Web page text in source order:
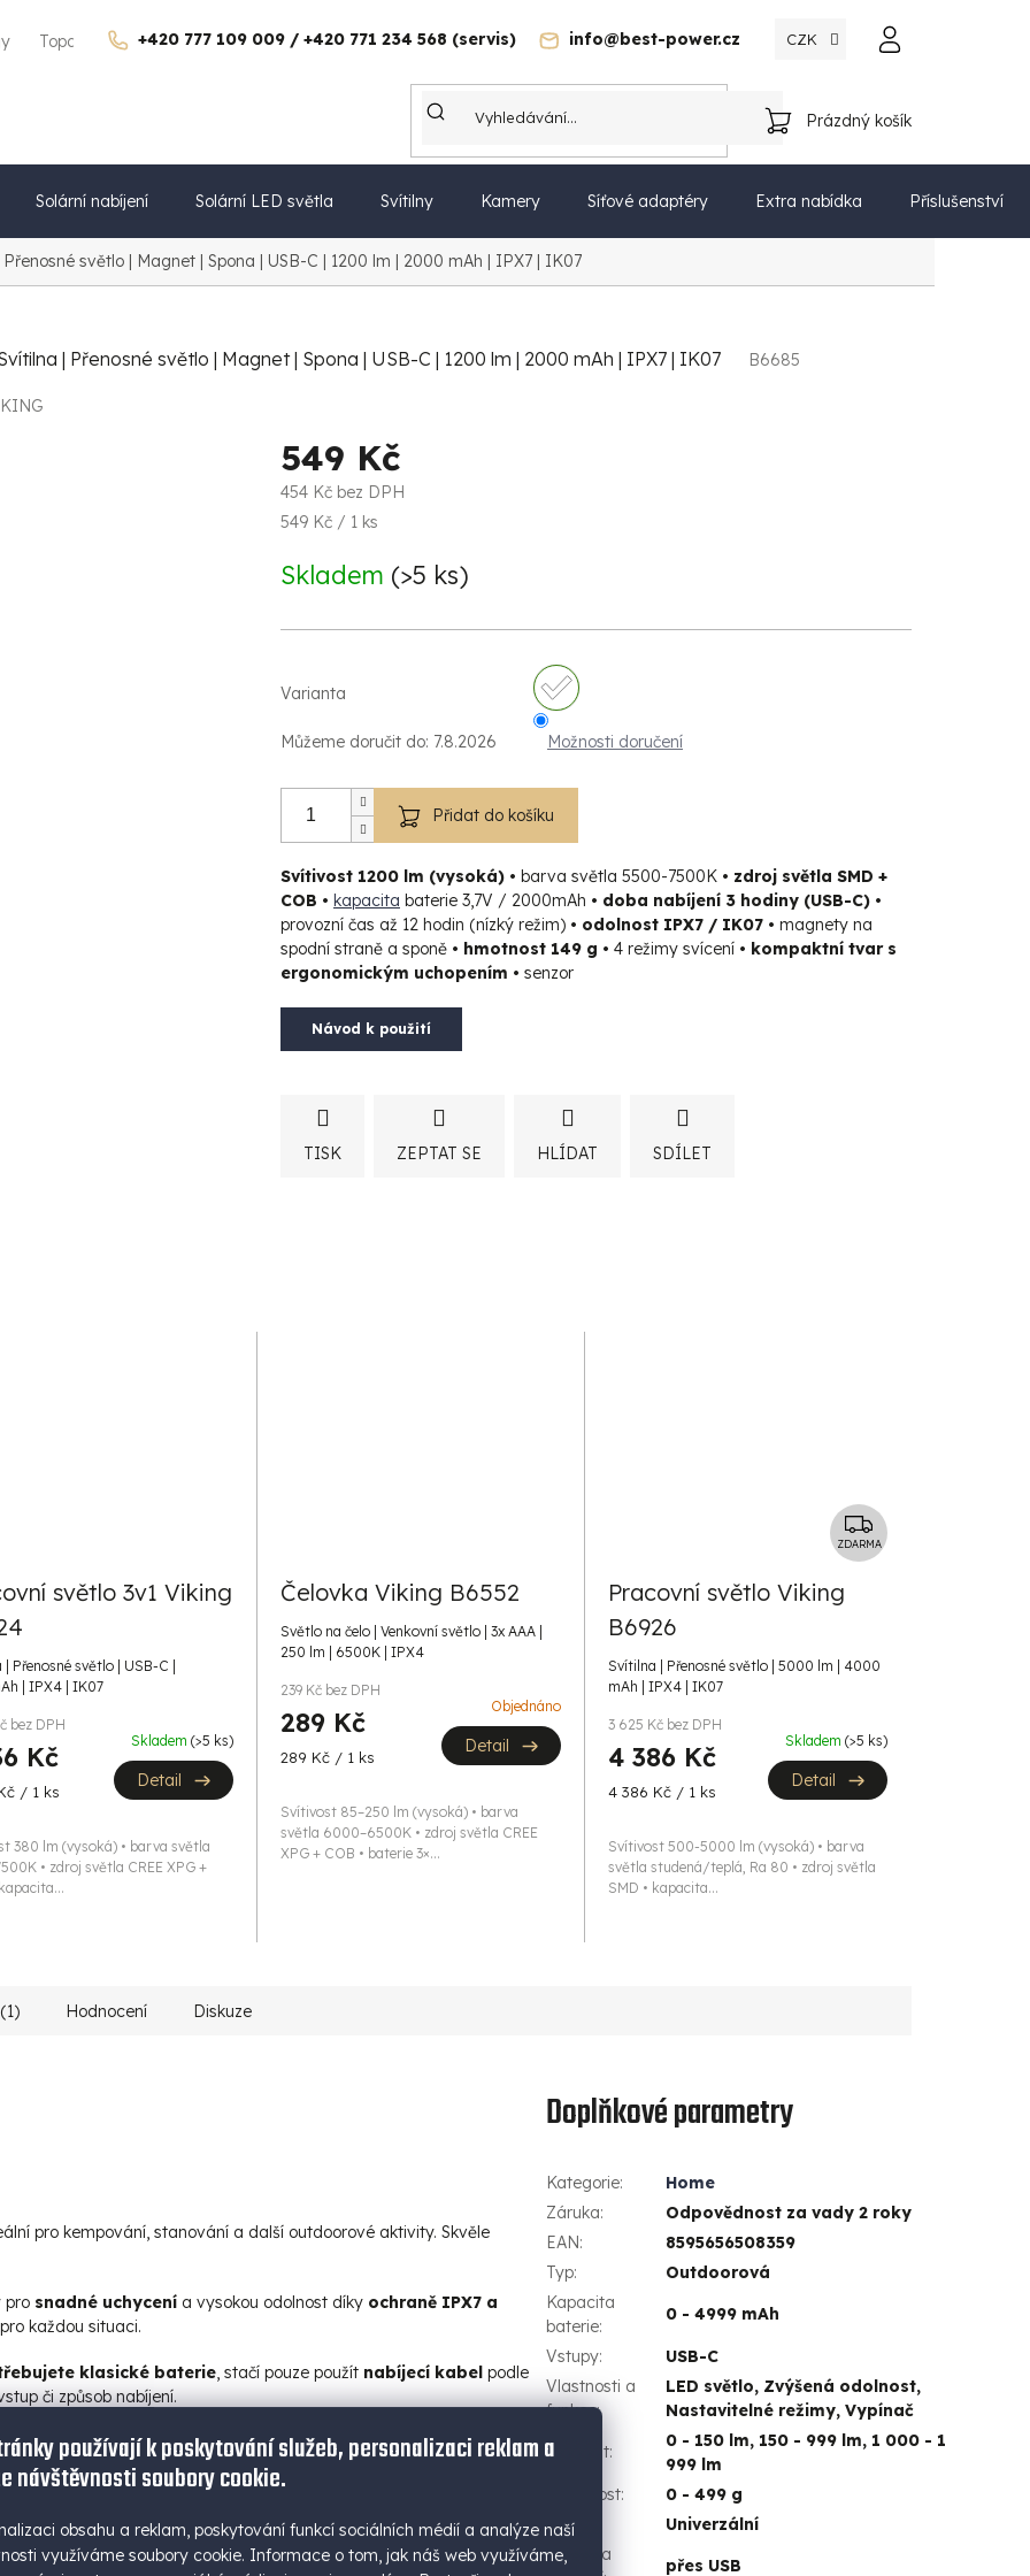
používají k poskytování služeb, personalizaci reklam a
návštěvnosti soubory cookie.
obsahu a reklam, poskytování funkcí sociálních médií a analýze naší
využíváme soubory cookie. Informace o tom, jak náš web využíváme,
+420 777 109 009 / +420 771 234 568 (servis) info@best-power.cz
Topdon Česko Kontakty Kariéra Dárkové poukazy Katalog CZK
NÁKUPNÍ
KOŠÍK
Prázdný košík
Solární nabíjení Solární LED světla Svítilny Kamery Síťové adaptéry Extra nabídka Příslušenství
světlo | Magnet | Spona | USB-C | 1200 lm | 2000 mAh | IPX7 | IK07
| Přenosné světlo | Magnet | Spona | USB-C | 1200 lm | 2000 mAh | IPX7 | IK07 B6685
549 Kč
454 Kč bez DPH
Měrná
549 Kč / 1 ks
Skladem (>5 ks)
Varianta
Můžeme doručit do: 7.8.2026 Možnosti doručení
Přidat do košíku
Svítivost 1200 lm (vysoká) • barva světla 5500-7500K • zdroj světla SMD +
COB • kapacita baterie 3,7V / 2000mAh • doba nabíjení 3 hodiny (USB-C) •
provozní čas až 12 hodin (nízký režim) • odolnost IPX7 / IK07 • magnety na
spodní straně a sponě • hmotnost 149 g • 4 režimy svícení • kompaktní tvar s
ergonomickým uchopením • senzor
Návod k použití
TISK ZEPTAT SE HLÍDAT SDÍLET
světlo 3v1 Viking
Přenosné světlo | USB-C |
| IPX4 | IK07
bez DPH
Kč
/ 1 ks
Skladem (>5 ks)
Detail
380 lm (vysoká) • barva světla
• zdroj světla CREE XPG +
Čelovka Viking B6552
Světlo na čelo | Venkovní světlo | 3x AAA |
250 lm | 6500K | IPX4
239 Kč bez DPH
289 Kč
Měrná
289 Kč / 1 ks
Objednáno
Detail
Svítivost 85–250 lm (vysoká) • barva
světla 6000–6500K • zdroj světla CREE
XPG + COB • baterie 3×...
Z
D
A
ZDARMA
Pracovní světlo Viking
B6926
Svítilna | Přenosné světlo | 5000 lm | 4000
mAh | IPX4 | IK07
3 625 Kč bez DPH
4 386 Kč
Měrná
4 386 Kč / 1 ks
Skladem (>5 ks)
Detail
Svítivost 500-5000 lm (vysoká) • barva
světla studená/teplá, Ra 80 • zdroj světla
SMD • kapacita...
Hodnocení Diskuze
pro kempování, stanování a další outdoorové aktivity. Skvěle
pro snadné uchycení a vysokou odolnost díky ochraně IPX7 a
každou situaci.
klasické baterie, stačí pouze použít nabíjecí kabel podle
či způsob nabíjení.
Doplňkové parametry
Kategorie:
Home
Záruka:
Odpovědnost za vady 2 roky
EAN:
8595656508359
Typ:
Outdoorová
Kapacita
baterie:
0 - 4999 mAh
Vstupy:
USB-C
Vlastnosti a
funkce:
LED světlo, Zvýšená odolnost,
Nastavitelné režimy, Vypínač
Svítivost:
0 - 150 lm, 150 - 999 lm, 1 000 - 1
999 lm
Hmotnost:
0 - 499 g
Použití
Univerzální
Podpora
přes USB